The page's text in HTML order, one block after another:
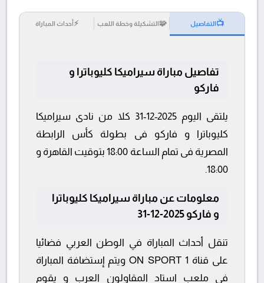
📺التفاصيل 🧩التشكيلة وخطة اللعب ⚡أحداث المباراة
تفاصيل مباراة سيراميكا كليوباترا و
فاركو
يلتقى اليوم 2025-12-31 كلا من نادى سيراميكا
كليوباترا و فاركو فى بطولة كأس الرابطة
المصرية فى تمام الساعة 18:00 بتوقيت القاهرة و
18:00.
معلومات عن مباراة سيراميكا كليوباترا
و فاركو 2025-12-31
تنقل أحداث المباراة في الوطن العربي فضائيا
على قناة ON SPORT 1 ويتم إستضافة المباراة
في ملعب استاد المقاولون العرب و يقوم